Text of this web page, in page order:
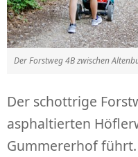
Der Forstweg 4B zwischen
Der schottrige
asphaltierten
Gummererhof